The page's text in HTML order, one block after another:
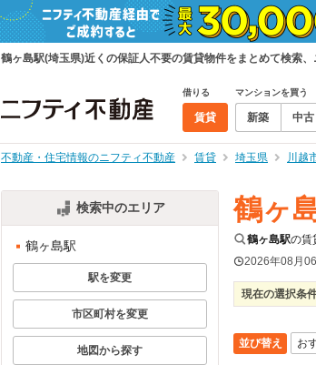
鶴ヶ島駅(埼玉県)近くの保証人不要の賃貸物件をまとめて検索
借りる
賃貸
マンションを買う
新築 中古
不動産・住宅情報のニフティ不動産 賃貸 埼玉県 川越
検索中のエリア
鶴ヶ島駅
駅を変更
市区町村を変更
地図から探す
鶴ヶ
鶴ヶ島駅の賃
2026年08月
現在の選択条
並び替え